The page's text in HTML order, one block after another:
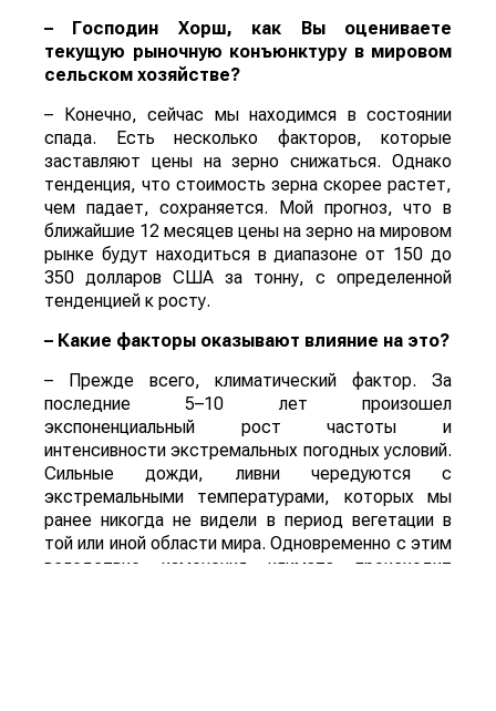
– Господин Хорш, как Вы оцениваете
текущую рыночную конъюнктуру в мировом
сельском хозяйстве?
– Конечно, сейчас мы находимся в состоянии
спада. Есть несколько факторов, которые
заставляют цены на зерно снижаться. Однако
тенденция, что стоимость зерна скорее растет,
чем падает, сохраняется. Мой прогноз, что в
ближайшие 12 месяцев цены на зерно на мировом
рынке будут находиться в диапазоне от 150 до
350 долларов США за тонну, с определенной
тенденцией к росту.
– Какие факторы оказывают влияние на это?
– Прежде всего, климатический фактор. За
последние 5–10 лет произошел
экспоненциальный рост частоты и
интенсивности экстремальных погодных условий.
Сильные дожди, ливни чередуются с
экстремальными температурами, которых мы
ранее никогда не видели в период вегетации в
той или иной области мира. Одновременно с этим
вследствие изменения климата происходит